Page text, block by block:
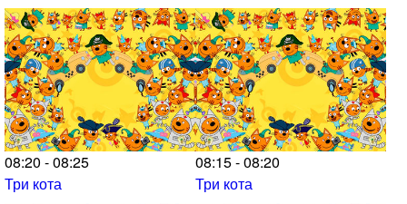
08:20 - 08:25
Три кота
08:15 - 08:20
Три кота